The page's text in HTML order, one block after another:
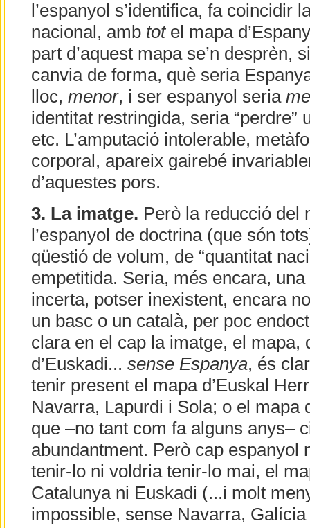
l’espanyol s’identifica, fa coincidir
nacional, amb totel mapa
part d’aquest mapa se’n desprèn,
canvia de forma, què seria
lloc, menor, i ser espanyol seria
identitat restringida, seria “perdre”
etc. L’amputació intolerable,
corporal, apareix gairebé
d’aquestes pors.
3. La imatge. Però la reducció del
l’espanyol de doctrina (que són
qüestió de volum, de “quantitat
empetitida. Seria, més encara, una
incerta, potser inexistent, encara
un basc o un català, per poc
clara en el cap la imatge, el mapa,
d’Euskadi... sense Espanya, és
tenir present el mapa d’Euskal
Navarra, Lapurdi i Sola; o el mapa
que –no tant com fa alguns anys–
abundantment. Però cap espanyol
tenir-lo ni voldria tenir-lo mai, el
Catalunya ni Euskadi (...i molt
impossible, sense Navarra,